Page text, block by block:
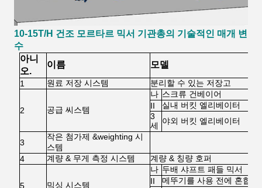
10-15T/H 건조 모르타르 믹서 기관총의 기술적인 매개 변
수
아니
오.
이름 모델
1 원료 저장 시스템 분리할 수 있는 저장고
2 공급 씨스템
나 스크류 건베이어
II
실내 버킷 엘리베이터
3
세 야외 버킷 엘리베이터
3
작은 첨가제 &weighting 시
스템
4
계량 & 무게 측정 시스템 계량 & 칭량 호퍼
5 믹싱 시스템
나 두배 샤프트 패들 믹서
II
메뚜기를 사용 전에 혼합시